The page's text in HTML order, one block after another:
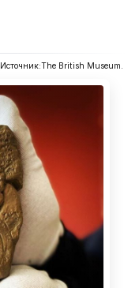
Источник:The British Museum.